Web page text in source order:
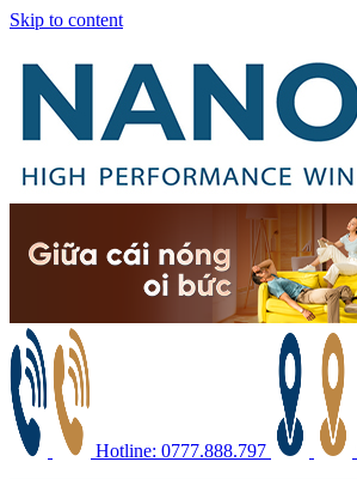
Skip to content
Hotline: 0777.888.797